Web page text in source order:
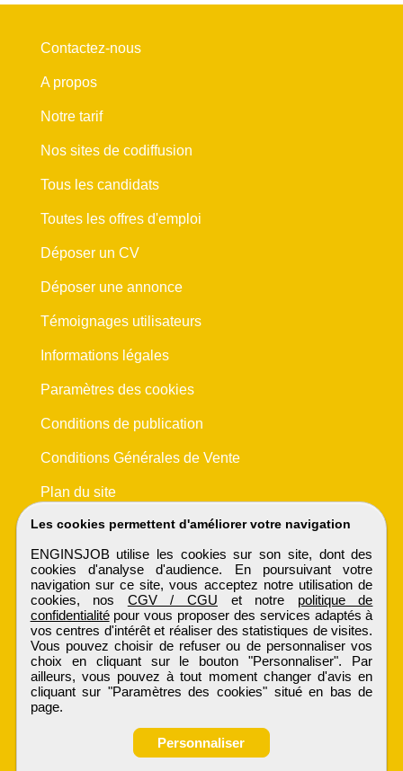
Les cookies permettent d'améliorer votre navigation
ENGINSJOB utilise les cookies sur son site, dont des
cookies d'analyse d'audience. En poursuivant votre
navigation sur ce site, vous acceptez notre utilisation de
cookies, nos CGV / CGU et notre politique de
confidentialitépour vous proposer des services adaptés à
vos centres d'intérêt et réaliser des statistiques de visites.
Vous pouvez choisir de refuser ou de personnaliser vos
choix en cliquant sur le bouton "Personnaliser". Par
ailleurs, vous pouvez à tout moment changer d'avis en
cliquant sur "Paramètres des cookies" situé en bas de
page.
Personnaliser
Contactez-nous
A propos
Notre tarif
Nos sites de codiffusion
Tous les candidats
Toutes les offres d'emploi
Déposer un CV
Déposer une annonce
Témoignages utilisateurs
Informations légales
Paramètres des cookies
Conditions de publication
Conditions Générales de Vente
Plan du site